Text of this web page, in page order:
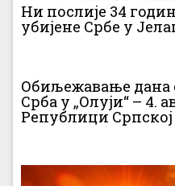
Ни послије 34
убијене Србе у
Обиљежавање дана
Срба у „Олуји“ – 4.
Републици Српској